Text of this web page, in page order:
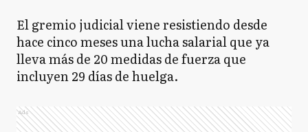
El gremio judicial viene resistiendo desde
hace cinco meses una lucha salarial que ya
lleva más de 20 medidas de fuerza que
incluyen 29 días de huelga.
Ads